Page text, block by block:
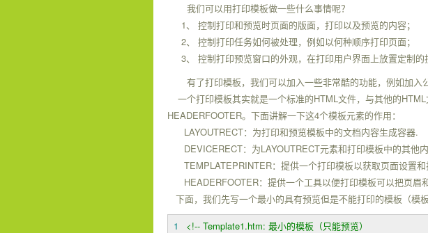
我们可以用打印模板做一些什么事情呢？
1、 控制打印和预览时页面的版面，打印以及预览的内容；
2、 控制打印任务如何被处理，例如以何种顺序打印页面；
3、 控制打印预览窗口的外观，在打印用户界面上放置定制的
有了打印模板，我们可以加入一些非常酷的功能，例如加入
一个打印模板其实就是一个标准的HTML文件，与其他的HTML
HEADERFOOTER。下面讲解一下这4个模板元素的作用：
LAYOUTRECT：为打印和预览模板中的文档内容生成容器.
DEVICERECT：为LAYOUTRECT元素和打印模板中的其他
TEMPLATEPRINTER：提供一个打印模板以获取页面设置
HEADERFOOTER：提供一个工具以便打印模板可以把页眉
下面，我们先写一个最小的具有预览但是不能打印的模板（模
1 <!-- Template1.htm: 最小的模板（只能预览）